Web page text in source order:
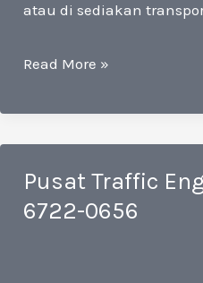
atau di sediakan
Spesialis
6722-
0656
Read More »
Pusat Traffic
6722-0656